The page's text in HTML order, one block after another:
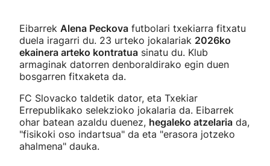
Eibarrek Alena Peckova futbolari txekiarra fitxatu
duela iragarri du. 23 urteko jokalariak 2026ko
ekainera arteko kontratua sinatu du. Klub
armaginak datorren denboraldirako egin duen
bosgarren fitxaketa da.
FC Slovacko taldetik dator, eta Txekiar
Errepublikako selekzioko jokalaria da. Eibarrek
ohar batean azaldu duenez, hegaleko atzelaria da,
"fisikoki oso indartsua" da eta "erasora jotzeko
ahalmena" dauka.